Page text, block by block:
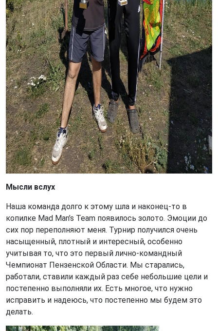
Мысли вслух
Наша команда долго к этому шла и наконец-то в
копилке Mad Man’s Team появилось золото. Эмоции до
сих пор переполняют меня. Турнир получился очень
насыщенный, плотный и интересный, особенно
учитывая то, что это первый лично-командный
Чемпионат Пензенской Области. Мы старались,
работали, ставили каждый раз себе небольшие цели и
постепенно выполняли их. Есть многое, что нужно
исправить и надеюсь, что постепенно мы будем это
делать.